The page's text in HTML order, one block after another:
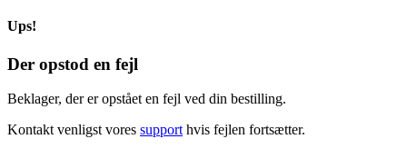
Ups!
Der opstod en fejl
Beklager, der er opstået en fejl ved din bestilling.
Kontakt venligst vores support hvis fejlen fortsætter.